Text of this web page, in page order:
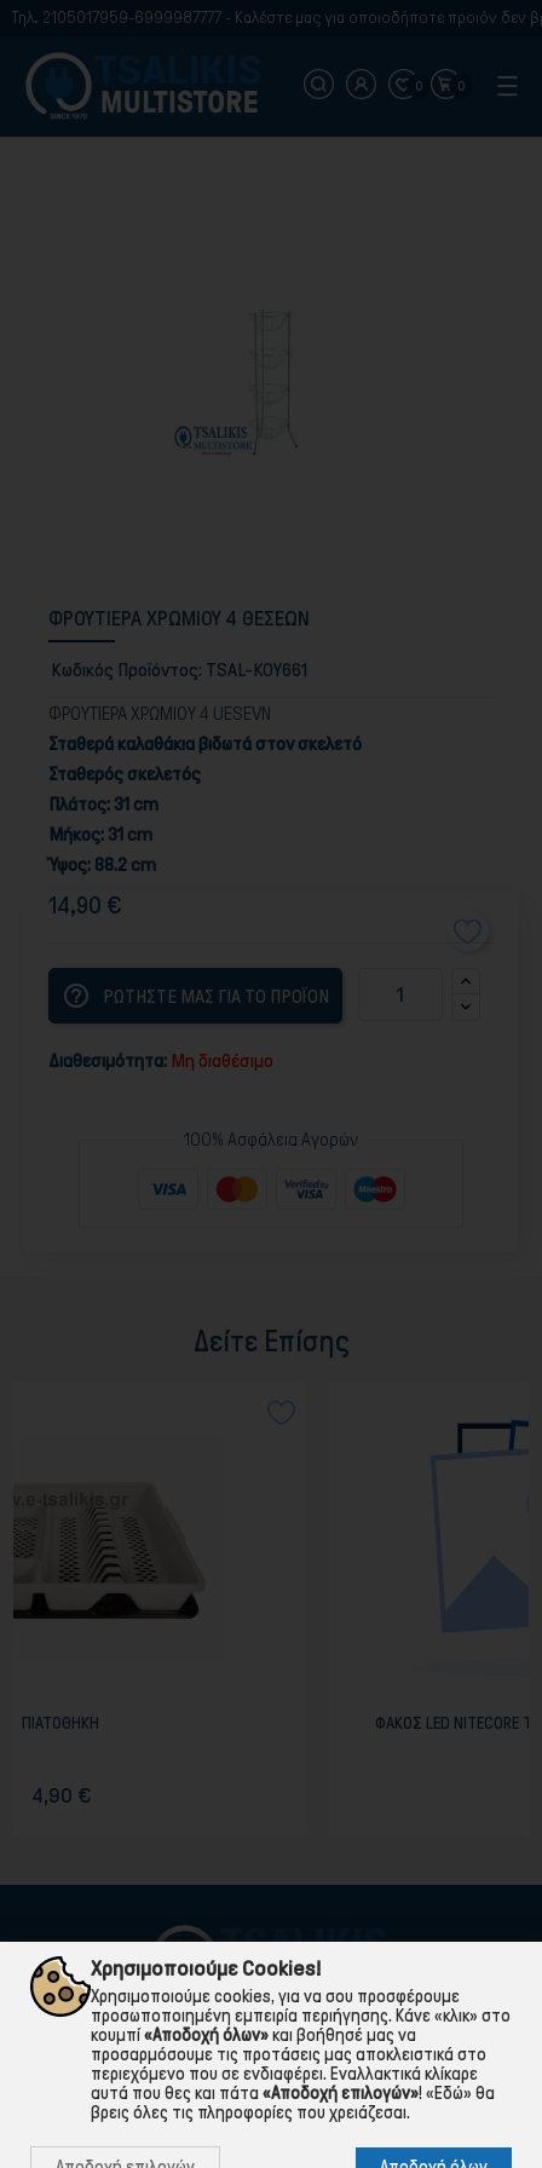
Τηλ. 2105017959-6999987777 - Καλέστε μας για οποιοδήποτε προιόν δεν
0 0
ΦΡΟΥΤΙΕΡΑ ΧΡΩΜΙΟΥ 4 ΘΕΣΕΩΝ
Κωδικός Προϊόντος: TSAL-KOY661
ΦΡΟΥΤΙΕΡΑ ΧΡΩΜΙOY 4 UESEVN
Σταθερά καλαθάκια βιδωτά στον σκελετό
Σταθερός σκελετός
Πλάτος: 31 cm
Μήκος: 31 cm
Ύψος: 88.2 cm
14,90 €
help_outline ΡΩΤΗΣΤΕ ΜΑΣ ΓΙΑ ΤΟ ΠΡΟΪΟΝ
Διαθεσιμότητα: Μη διαθέσιμο
100% Ασφάλεια Αγορών
Δείτε Επίσης
ΦΑΚΟΣ LED NITECORE Tiny Monster TM10K,
ΠΛΗΡΟΦΟΡΙΕΣ
Χρησιμοποιούμε Cookies!
Χρησιμοποιούμε cookies, για να σου προσφέρουμε
προσωποποιημένη εμπειρία περιήγησης. Κάνε «κλικ» στο
κουμπί«Αποδοχή όλων»και βοήθησέ μας να
προσαρμόσουμε τις προτάσεις μας αποκλειστικά στο
περιεχόμενο που σε ενδιαφέρει. Εναλλακτικά κλίκαρε
αυτά που θες και πάτα «Αποδοχή επιλογών»! «Εδώ» θα
βρεις όλες τις πληροφορίες που χρειάζεσαι.